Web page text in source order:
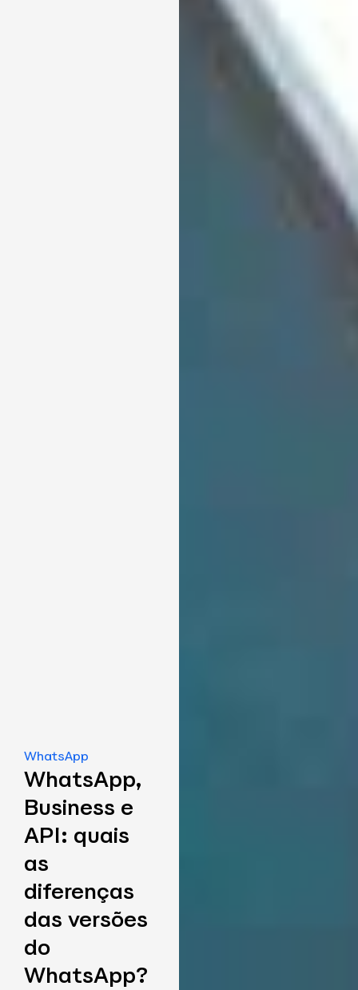
WhatsApp
WhatsApp,
Business e
API: quais
as
diferenças
das versões
do
WhatsApp?